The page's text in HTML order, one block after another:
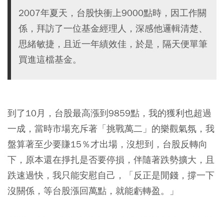
2007年夏天，台股快衝上9000點時，因工作關
係，拜訪了一位基金經理人，深感他邏輯清楚、
思緒敏捷，且近一年績效佳，於是，隔天便單筆
買進這檔基金。
到了10月，台股最高漲到9859點，我的獲利也超過
一成，當時市場充斥著「挑戰萬二」的樂觀氣氛，我
盤算著至少要賺15％才出場，沒想到，台股反轉向
下，原本還在掙扎是否要停損，伴隨著跌勢擴大，且
跌速過快，我只能安慰自己，「反正是閒錢，撐一下
沒關係，等台股漲回萬點，就能虧轉盈。」